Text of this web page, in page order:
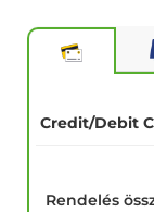
Credit/Debit
Rendelés